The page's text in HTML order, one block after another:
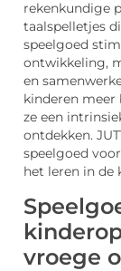
rekenkundige
taalspelletjes
speelgoed
ontwikkeling,
en
kinderen meer
ze een
ontdekken.
speelgoed
het leren in de
vroege